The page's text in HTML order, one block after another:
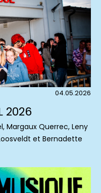
04.05.2026
2026
Margaux Querrec, Leny
et Bernadette